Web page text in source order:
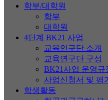
학부/대학원
학부
대학원
4단계 BK21 사업
교육연구단 소개
교육연구단 구성
BK21사업 운영규
사업신청서 및 평
학생활동